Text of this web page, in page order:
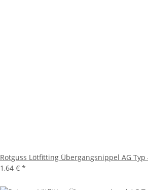
Rotguss Lötfitting Übergangsnippel AG
1,64 € *